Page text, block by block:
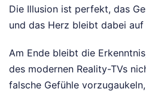
Die Illusion ist perfekt, das
und das Herz bleibt dabei
Am Ende bleibt die
des modernen Reality-TVs
falsche Gefühle